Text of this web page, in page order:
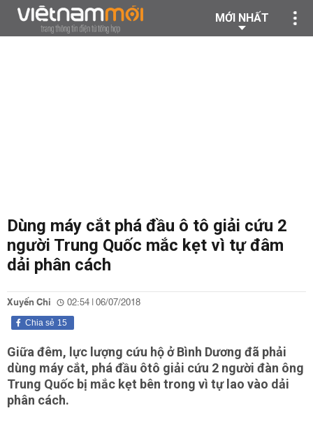
MỚI NHẤT
Dùng máy cắt phá đầu ô tô giải cứu 2
người Trung Quốc mắc kẹt vì tự đâm
dải phân cách
Xuyến Chi 02:54 | 06/07/2018
15
Chia sẻ
Giữa đêm, lực lượng cứu hộ ở Bình Dương đã phải
dùng máy cắt, phá đầu ôtô giải cứu 2 người đàn ông
Trung Quốc bị mắc kẹt bên trong vì tự lao vào dải
phân cách.